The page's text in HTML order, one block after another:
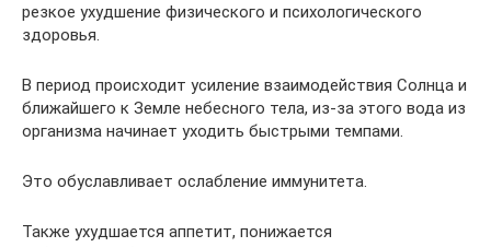
резкое ухудшение физического и психологического
здоровья.
В период происходит усиление взаимодействия Солнца и
ближайшего к Земле небесного тела, из-за этого вода из
организма начинает уходить быстрыми темпами.
Это обуславливает ослабление иммунитета.
Также ухудшается аппетит, понижается